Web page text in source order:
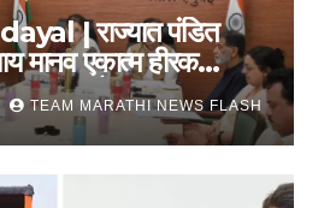
| राज्यात पंडित
मानव एकात्म हीरक
होणार साजरा
TEAM MARATHI NEWS FLASH